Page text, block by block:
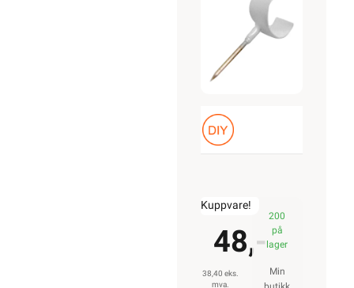
Kuppvare!
48,-
38,40 eks.
mva.
200
på
lager
Min